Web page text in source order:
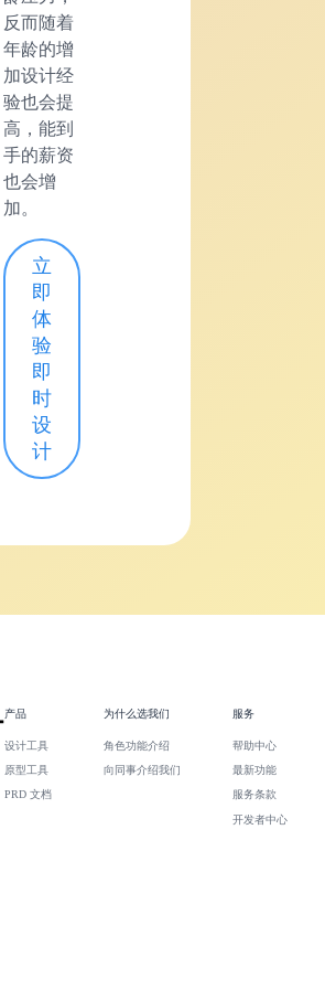
反而随着
年龄的增
加设计经
验也会提
高，能到
手的薪资
也会增
加。
立
即
体
验
即
时
设
计
产品
设计工具
原型工具
PRD 文档
为什么选我们
角色功能介绍
向同事介绍我们
服务
帮助中心
最新功能
服务条款
开发者中心